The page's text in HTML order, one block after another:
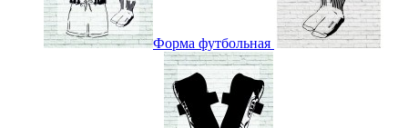
Форма футбольная